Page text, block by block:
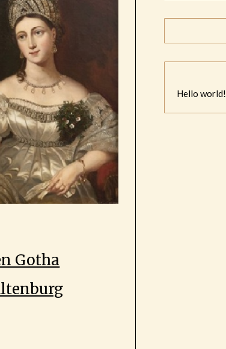
Gotha
Hello world!